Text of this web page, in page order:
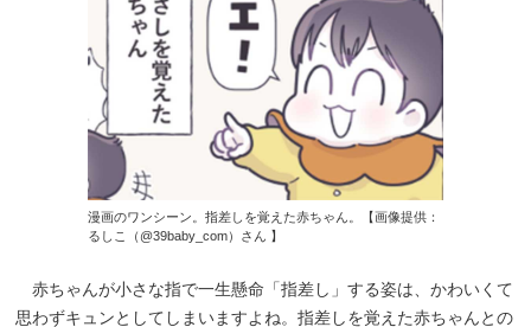
漫画のワンシーン。指差しを覚えた赤ちゃん。【画像提供：
るしこ（@39baby_com）さん 】
赤ちゃんが小さな指で一生懸命「指差し」する姿は、かわいくて
思わずキュンとしてしまいますよね。指差しを覚えた赤ちゃんとの